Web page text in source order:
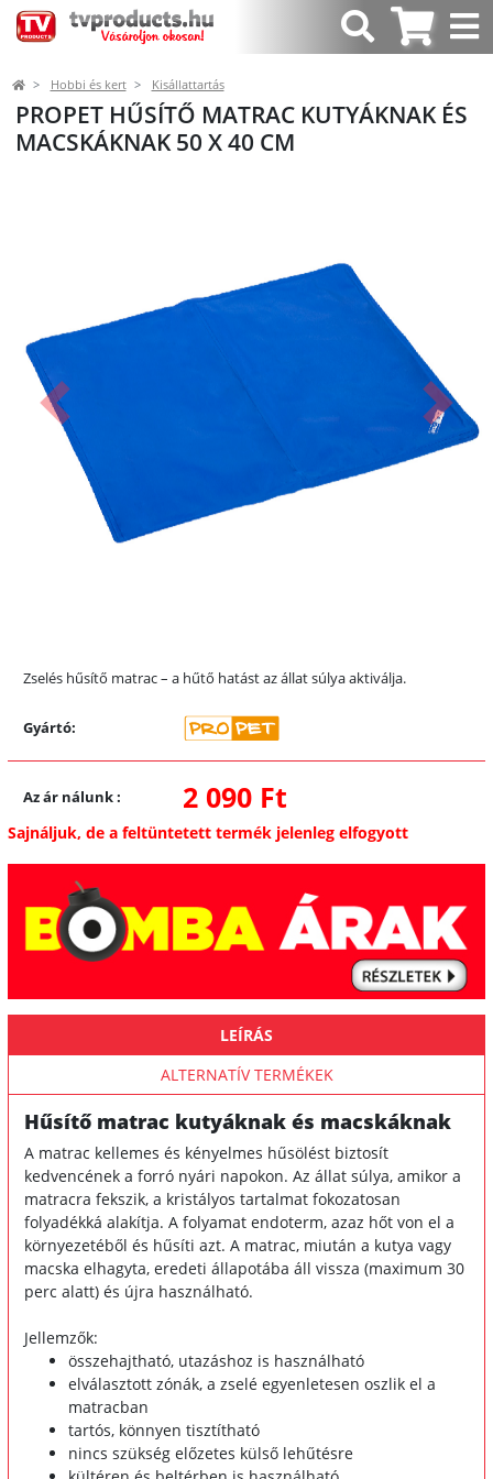
Hobbi és kert Kisállattartás
PROPET HŰSÍTŐ MATRAC KUTYÁKNAK ÉS
MACSKÁKNAK 50 X 40 CM
Előző
Zselés hűsítő matrac – a hűtő hatást az állat súlya aktiválja.
Gyártó:
Az ár nálunk: 2 090 Ft
Sajnáljuk, de a feltüntetett termék jelenleg elfogyott
LEÍRÁS
ALTERNATÍV TERMÉKEK
Hűsítő matrac kutyáknak és macskáknak
A matrac kellemes és kényelmes hűsölést biztosít
kedvencének a forró nyári napokon. Az állat súlya, amikor a
matracra fekszik, a kristályos tartalmat fokozatosan
folyadékká alakítja. A folyamat endoterm, azaz hőt von el a
környezetéből és hűsíti azt. A matrac, miután a kutya vagy
macska elhagyta, eredeti állapotába áll vissza (maximum 30
perc alatt) és újra használható.
Jellemzők:
összehajtható, utazáshoz is használható
elválasztott zónák, a zselé egyenletesen oszlik el a
matracban
tartós, könnyen tisztítható
nincs szükség előzetes külső lehűtésre